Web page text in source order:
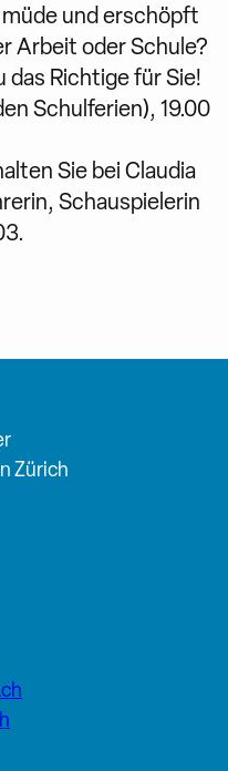
und erschöpft
Arbeit oder Schule?
das Richtige für Sie!
Schulferien), 19.00
Sie bei Claudia
Schauspielerin
Zürich